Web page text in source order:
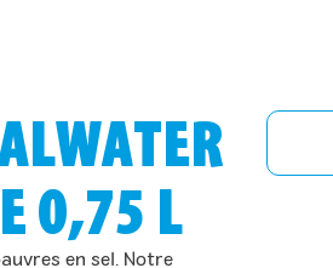
0,75 L
en sel. Notre